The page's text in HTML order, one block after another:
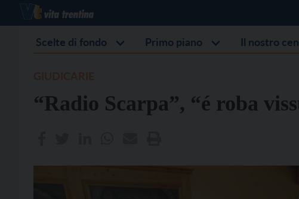
Scelte di fondo Primo piano Il nostro
“Radio Scarpa”, “é roba